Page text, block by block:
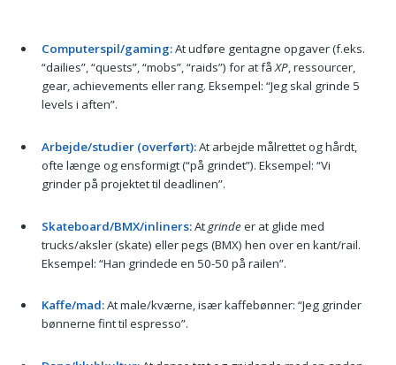
Computerspil/gaming:At udføre gentagne opgaver (f.eks.
“dailies”, “quests”, “mobs”, “raids”) for at fåXP, ressourcer,
gear, achievements eller rang. Eksempel: “Jeg skal grinde 5
levels i aften”.
Arbejde/studier (overført):At arbejde målrettet og hårdt,
ofte længe og ensformigt (“på grindet”). Eksempel: “Vi
grinder på projektet til deadlinen”.
Skateboard/BMX/inliners:At grindeer at glide med
trucks/aksler (skate) eller pegs (BMX) hen over en kant/rail.
Eksempel: “Han grindede en 50-50 på railen”.
Kaffe/mad:At male/kværne, især kaffebønner: “Jeg grinder
bønnerne fint til espresso”.